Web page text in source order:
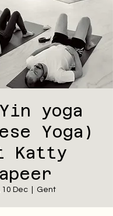
yoga
Yoga)
Katty
10 Dec Gent